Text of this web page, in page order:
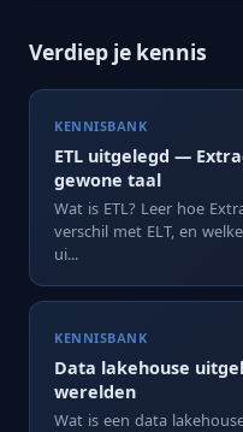
Verdiep je kennis
KENNISBANK
ETL uitgelegd —
gewone taal
Wat is ETL? Leer hoe
verschil met ELT, en
ui...
KENNISBANK
Data lakehouse
werelden
Wat is een data